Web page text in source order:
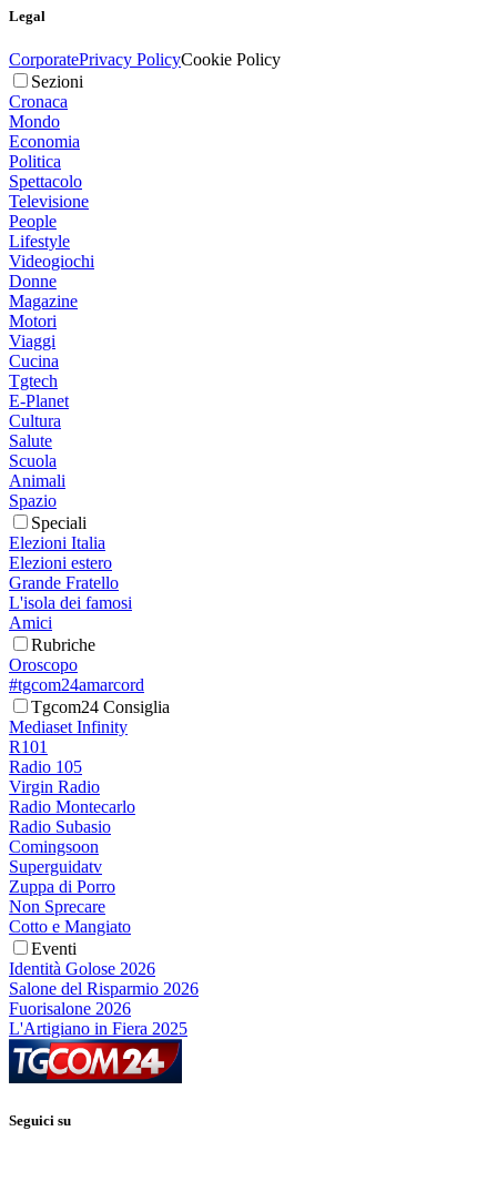
Legal
CorporatePrivacy PolicyCookie Policy
Sezioni
Cronaca
Mondo
Economia
Politica
Spettacolo
Televisione
People
Lifestyle
Videogiochi
Donne
Magazine
Motori
Viaggi
Cucina
Tgtech
E-Planet
Cultura
Salute
Scuola
Animali
Spazio
Speciali
Elezioni Italia
Elezioni estero
Grande Fratello
L'isola dei famosi
Amici
Rubriche
Oroscopo
#tgcom24amarcord
Tgcom24 Consiglia
Mediaset Infinity
R101
Radio 105
Virgin Radio
Radio Montecarlo
Radio Subasio
Comingsoon
Superguidatv
Zuppa di Porro
Non Sprecare
Cotto e Mangiato
Eventi
Identità Golose 2026
Salone del Risparmio 2026
Fuorisalone 2026
L'Artigiano in Fiera 2025
Seguici su